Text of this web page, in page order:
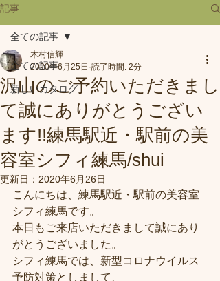
記事
全ての記事
新しいカタログ
全ての記事
沢山のご予約いただきまし
て誠にありがとうござい
ます!!練馬駅近・駅前の美
容室シフィ練馬/shui
木村信輝
2020年6月25日 読了時間: 2分
更新日： 2020年6月26日
こんにちは、練馬駅近・駅前の美容室
シフィ練馬です。
本日もご来店いただきまして誠にあり
がとうございました。
シフィ練馬では、新型コロナウイルス
予防対策としまして、